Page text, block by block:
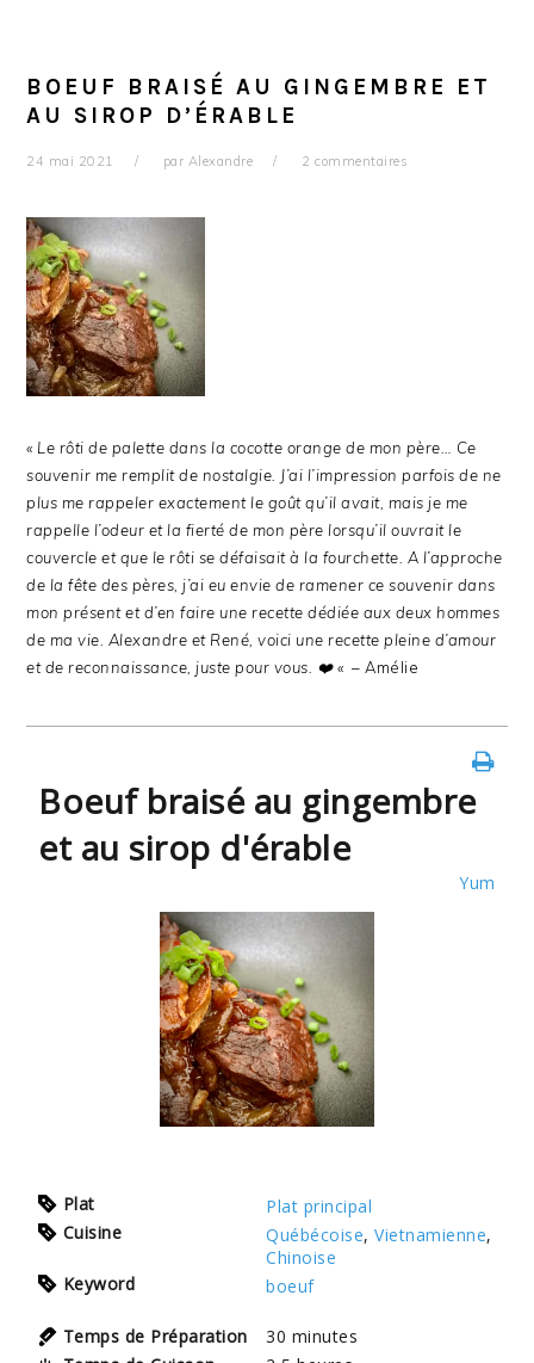
BOEUF BRAISÉ AU GINGEMBRE ET
AU SIROP D’ÉRABLE
24 mai 2021 par Alexandre 2 commentaires
« Le rôti de palette dans la cocotte orange de mon père… Ce
souvenir me remplit de nostalgie. J’ai l’impression parfois de ne
plus me rappeler exactement le goût qu’il avait, mais je me
rappelle l’odeur et la fierté de mon père lorsqu’il ouvrait le
couvercle et que le rôti se défaisait à la fourchette. A l’approche
de la fête des pères, j’ai eu envie de ramener ce souvenir dans
mon présent et d’en faire une recette dédiée aux deux hommes
de ma vie. Alexandre et René, voici une recette pleine d’amour
et de reconnaissance, juste pour vous. ❤️ « – Amélie
Boeuf braisé au gingembre
et au sirop d'érable
Yum
Plat
Plat principal
Cuisine
Québécoise,Vietnamienne,
Chinoise
Keyword
boeuf
Temps de Préparation 30 minutes